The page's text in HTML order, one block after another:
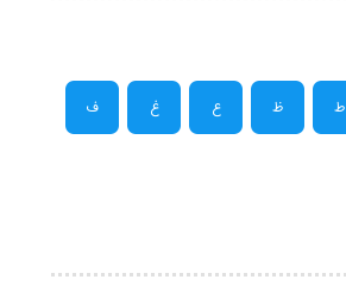
ط ظ ع غ ف